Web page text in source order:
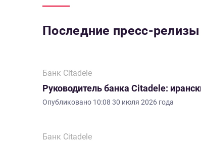
Последние пресс-релизы
Банк Citadele
Руководитель банка Citadele:
Опубликовано 10:08 30 июля 2026 года
Банк Citadele